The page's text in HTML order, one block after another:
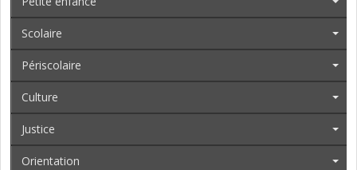
Scolaire
Périscolaire
Culture
Justice
Orientation